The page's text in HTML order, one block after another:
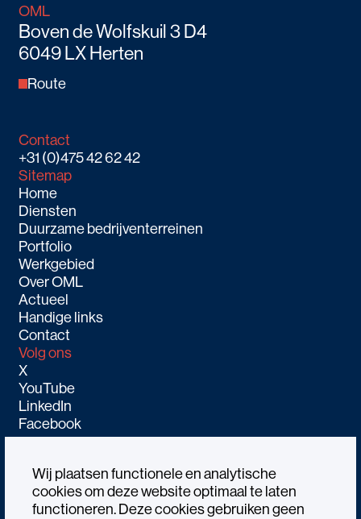
Wij plaatsen functionele en analytische
cookies om deze website optimaal te laten
functioneren. Deze cookies gebruiken geen
OML
Boven de Wolfskuil 3 D4
6049 LX Herten
Route
Contact
+31 (0)475 42 62 42
Sitemap
Home
Diensten
Duurzame bedrijventerreinen
Portfolio
Werkgebied
Over OML
Actueel
Handige links
Contact
Volg ons
X
YouTube
LinkedIn
Facebook